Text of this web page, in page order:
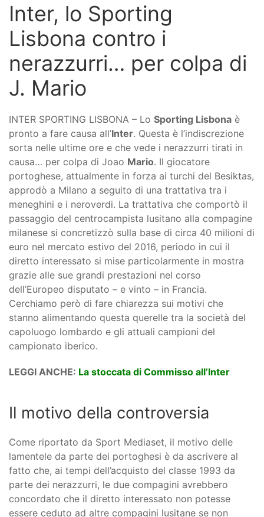
Inter, lo Sporting
Lisbona contro i
nerazzurri… per colpa di
J. Mario
INTER SPORTING LISBONA – Lo Sporting Lisbona è
pronto a fare causa all’Inter. Questa è l’indiscrezione
sorta nelle ultime ore e che vede i nerazzurri tirati in
causa… per colpa di Joao Mario. Il giocatore
portoghese, attualmente in forza ai turchi del Besiktas,
approdò a Milano a seguito di una trattativa tra i
meneghini e i neroverdi. La trattativa che comportò il
passaggio del centrocampista lusitano alla compagine
milanese si concretizzò sulla base di circa 40 milioni di
euro nel mercato estivo del 2016, periodo in cui il
diretto interessato si mise particolarmente in mostra
grazie alle sue grandi prestazioni nel corso
dell’Europeo disputato – e vinto – in Francia.
Cerchiamo però di fare chiarezza sui motivi che
stanno alimentando questa querelle tra la società del
capoluogo lombardo e gli attuali campioni del
campionato iberico.
LEGGI ANCHE: La stoccata di Commisso all’Inter
Il motivo della controversia
Come riportato da Sport Mediaset, il motivo delle
lamentele da parte dei portoghesi è da ascrivere al
fatto che, ai tempi dell’acquisto del classe 1993 da
parte dei nerazzurri, le due compagini avrebbero
concordato che il diretto interessato non potesse
essere ceduto ad altre compagini lusitane se non